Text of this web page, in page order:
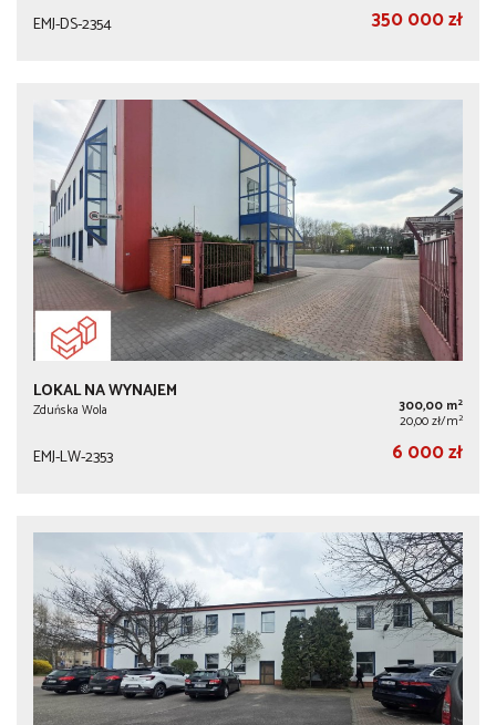
EMJ-DS-2354 350 000 zł
LOKAL NA WYNAJEM
Zduńska Wola 300,00 m2
20,00 zł/m2
EMJ-LW-2353 6 000 zł